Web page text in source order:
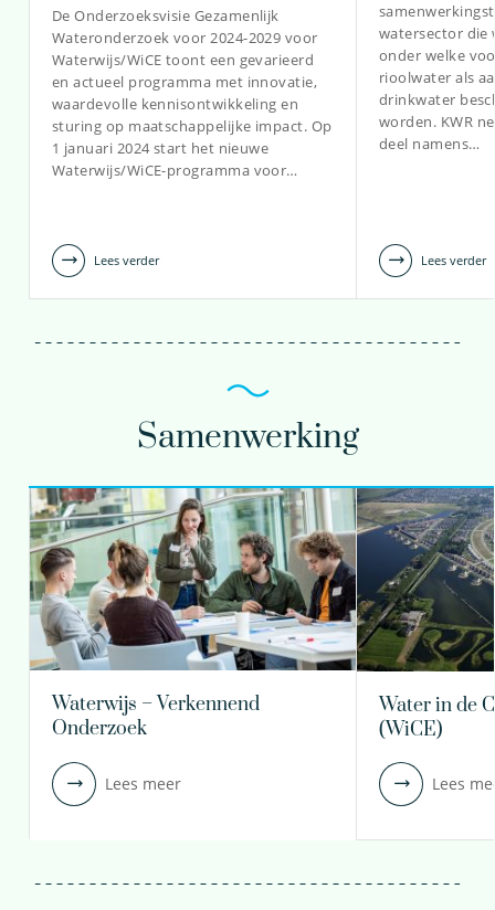
De Onderzoeksvisie Gezamenlijk
Wateronderzoek voor 2024-2029 voor
Waterwijs/WiCE toont een gevarieerd
en actueel programma met innovatie,
waardevolle kennisontwikkeling en
sturing op maatschappelijke impact. Op
1 januari 2024 start het nieuwe
Waterwijs/WiCE-programma voor…
Lees verder
watersector die
onder welke
rioolwater als
drinkwater
worden. KWR
deel namens…
Lees verder
Samenwerking
Waterwijs – Verkennend
Onderzoek
Lees meer
Water in de
(WiCE)
Lees